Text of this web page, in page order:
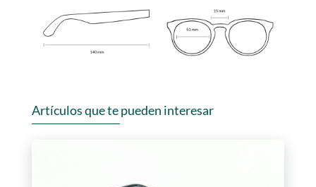
Artículos que te pueden interesar